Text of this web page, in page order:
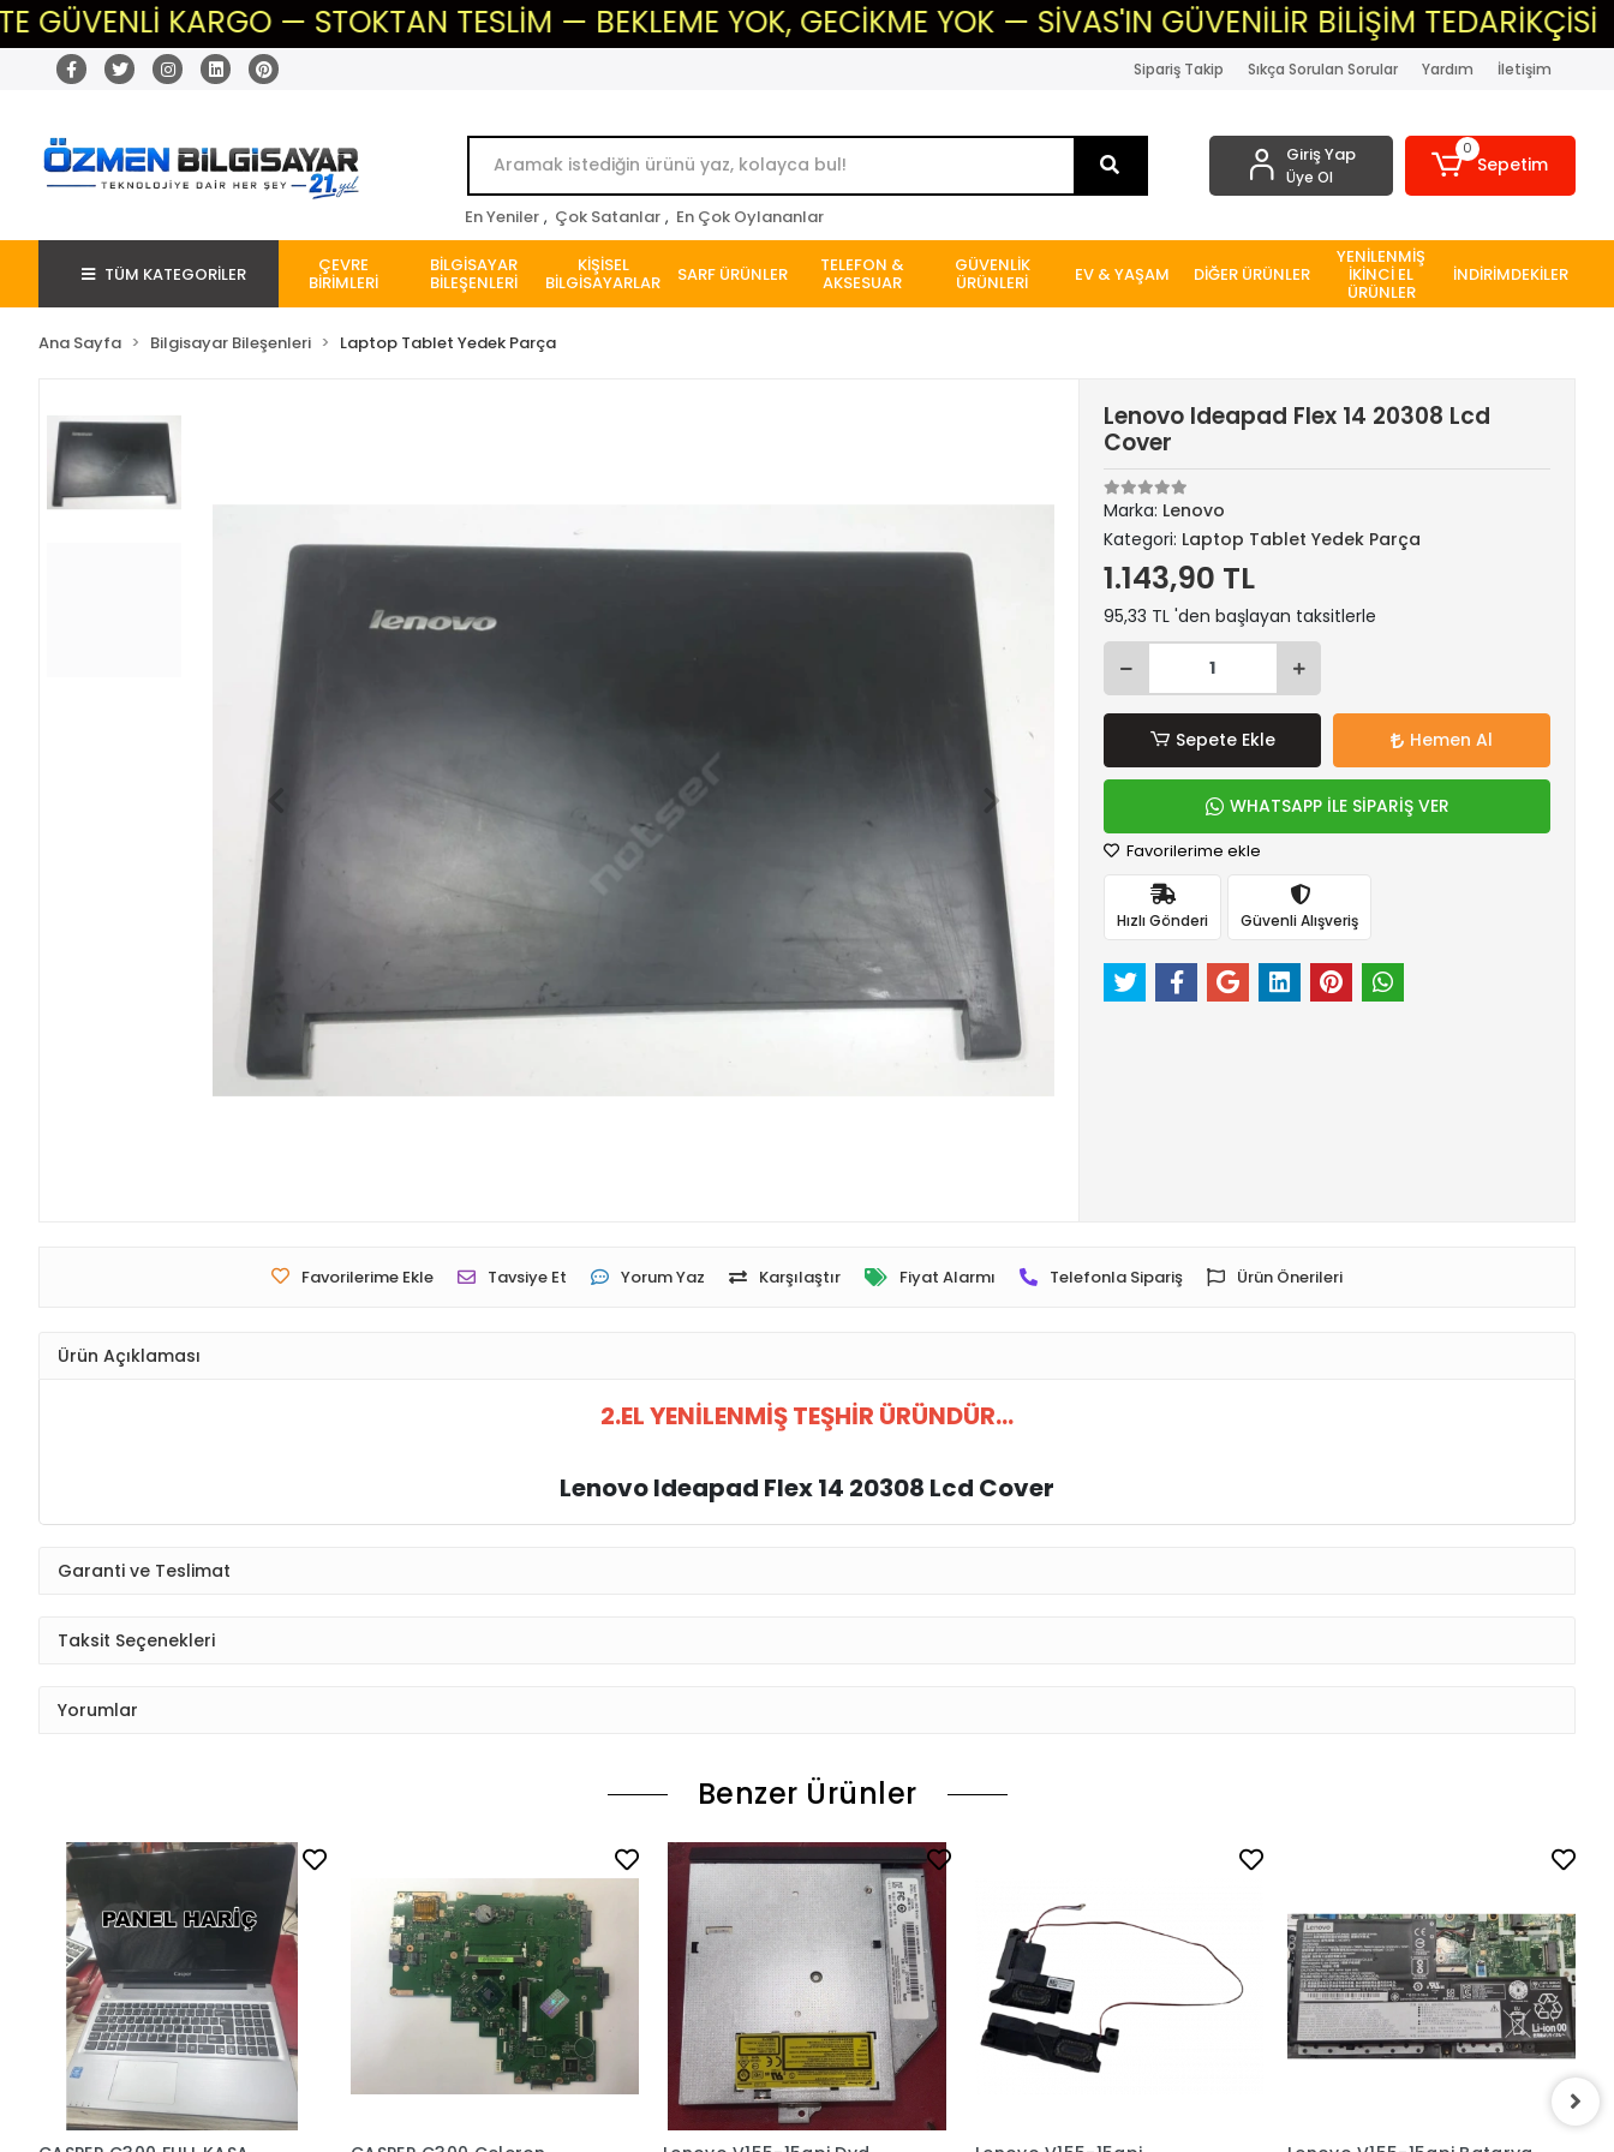
KARGO — STOKTAN TESLİM — BEKLEME YOK, GECİKME YOK — SİVAS'IN GÜVENİLİR BİLİŞİM TEDARİKÇİSİ
Sipariş Takip Sıkça Sorulan Sorular Yardım İletişim
En Yeniler , Çok Satanlar , En Çok Oylananlar
Giriş Yap
Üye Ol
0
Sepetim
TÜM KATEGORİLER ÇEVRE
BİRİMLERİ
BİLGİSAYAR
BİLEŞENLERİ
KİŞİSEL
BİLGİSAYARLAR SARF ÜRÜNLER TELEFON &
AKSESUAR
GÜVENLİK
ÜRÜNLERİ EV & YAŞAM DİĞER ÜRÜNLER
YENİLENMİŞ
İKİNCİ EL
ÜRÜNLER
İNDİRİMDEKİLER
Ana Sayfa Bilgisayar Bileşenleri Laptop Tablet Yedek Parça
Lenovo Ideapad Flex 14 20308 Lcd
Cover
Marka: Lenovo
Kategori: Laptop Tablet Yedek Parça
1.143,90 TL
95,33 TL 'den başlayan taksitlerle
Sepete Ekle Hemen Al
WHATSAPP İLE SİPARİŞ VER
Favorilerime ekle
Hızlı Gönderi Güvenli Alışveriş
Favorilerime Ekle Tavsiye Et Yorum Yaz Karşılaştır Fiyat Alarmı Telefonla Sipariş Ürün Önerileri
Ürün Açıklaması
2.EL YENİLENMİŞ TEŞHİR ÜRÜNDÜR...
Lenovo Ideapad Flex 14 20308 Lcd Cover
Garanti ve Teslimat
Taksit Seçenekleri
Yorumlar
Benzer Ürünler